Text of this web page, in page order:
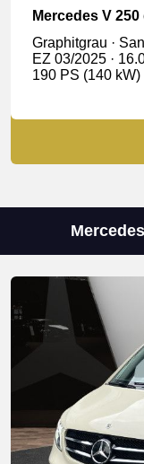
Mercedes V
Graphitgrau ·
EZ 03/2025 ·
190 PS (140 kW)